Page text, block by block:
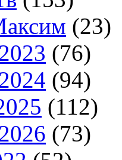
(23)
(76)
(94)
(112)
(73)